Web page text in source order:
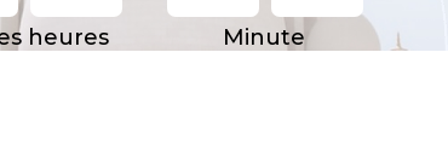
heures Minute